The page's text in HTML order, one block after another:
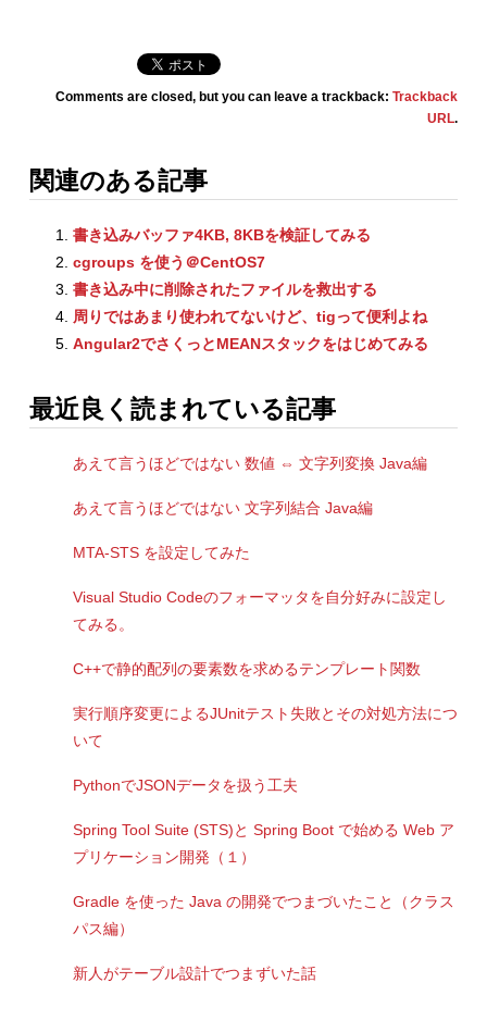
Comments are closed, but you can leave a trackback:Trackback
URL.
関連のある記事
書き込みバッファ4KB, 8KBを検証してみる
cgroups を使う＠CentOS7
書き込み中に削除されたファイルを救出する
周りではあまり使われてないけど、tigって便利よね
Angular2でさくっとMEANスタックをはじめてみる
最近良く読まれている記事
あえて言うほどではない 数値 ⇔ 文字列変換 Java編
あえて言うほどではない 文字列結合 Java編
MTA-STS を設定してみた
Visual Studio Codeのフォーマッタを自分好みに設定し
てみる。
C++で静的配列の要素数を求めるテンプレート関数
実行順序変更によるJUnitテスト失敗とその対処方法につ
いて
PythonでJSONデータを扱う工夫
Spring Tool Suite (STS)と Spring Boot で始める Web ア
プリケーション開発（１）
Gradle を使った Java の開発でつまづいたこと（クラス
パス編）
新人がテーブル設計でつまずいた話